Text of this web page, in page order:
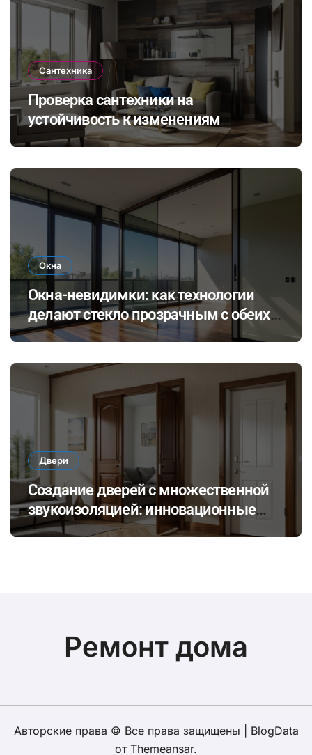
Сантехника
Проверка сантехники на
устойчивость к изменениям
климата: как выбрать и установить
проживания в будущем
Окна
Окна-невидимки: как технологии
делают стекло прозрачным с обеих
сторон
Двери
Создание дверей с множественной
звукоизоляцией: инновационные
материалы и технологии для
Ремонт дома
Авторские права © Все права защищены
BlogData
от Themeansar.